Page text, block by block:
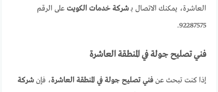
العاشرة، يمكنك الاتصال بـشركة خدمات الكويت على الرقم
92287575.
فني تصليح جولة في المنطقة العاشرة
إذا كنت تبحث عنفني تصليح جولة في المنطقة العاشرة، فإنشركة